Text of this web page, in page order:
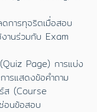
การทุจริตเมื่อสอบ
านร่วมกับ Exam
Page) การแบ่ง
ารแสดงข้อคำถาม
ส (Course
อนข้อสอบ